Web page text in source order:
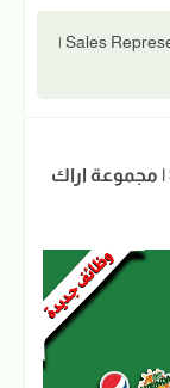
مناديب مبيعات Sales Representative |
مناديب مبيعات Sales Representative | مجموعة اراك